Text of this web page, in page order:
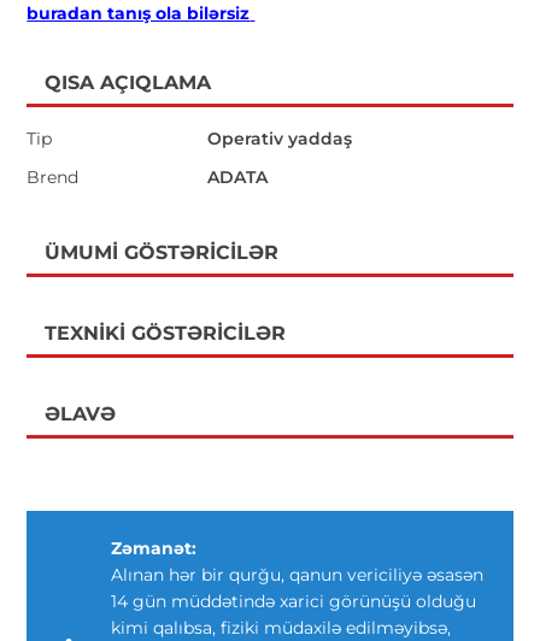
buradan tanış ola bilərsiz
QISA AÇIQLAMA
Tip
Operativ yaddaş
Brend
ADATA
ÜMUMI GÖSTƏRICILƏR
TEXNIKI GÖSTƏRICILƏR
ƏLAVƏ
Zəmanət:
Alınan hər bir qurğu, qanun vericiliyə əsasən
14 gün müddətində xarici görünüşü olduğu
kimi qalıbsa, fiziki müdaxilə edilməyibsə,